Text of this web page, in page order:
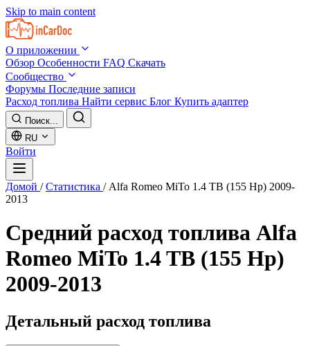
Skip to main content
О приложении
Обзор Особенности FAQ Скачать
Сообщество
Форумы Последние записи
Расход топлива Найти сервис Блог Купить адаптер
Поиск...
RU
Войти
Домой / Статистика / Alfa Romeo MiTo 1.4 TB (155 Hp) 2009-
2013
Средний расход топлива Alfa
Romeo MiTo 1.4 TB (155 Hp)
2009-2013
Детальный расход топлива